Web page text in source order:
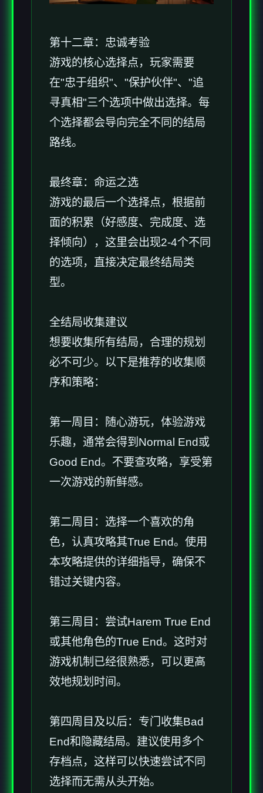
第十二章：忠诚考验
游戏的核心选择点，玩家需要
在"忠于组织"、"保护伙伴"、"追
寻真相"三个选项中做出选择。每
个选择都会导向完全不同的结局
路线。
最终章：命运之选
游戏的最后一个选择点，根据前
面的积累（好感度、完成度、选
择倾向），这里会出现2-4个不同
的选项，直接决定最终结局类
型。
全结局收集建议
想要收集所有结局，合理的规划
必不可少。以下是推荐的收集顺
序和策略：
第一周目：随心游玩，体验游戏
乐趣，通常会得到Normal End或
Good End。不要查攻略，享受第
一次游戏的新鲜感。
第二周目：选择一个喜欢的角
色，认真攻略其True End。使用
本攻略提供的详细指导，确保不
错过关键内容。
第三周目：尝试Harem True End
或其他角色的True End。这时对
游戏机制已经很熟悉，可以更高
效地规划时间。
第四周目及以后：专门收集Bad
End和隐藏结局。建议使用多个
存档点，这样可以快速尝试不同
选择而无需从头开始。